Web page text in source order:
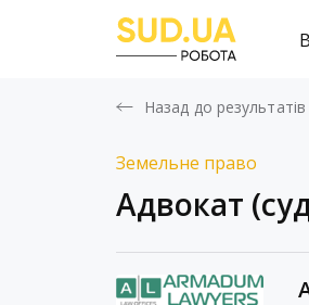
Назад до результатів
Земельне право
Адвокат